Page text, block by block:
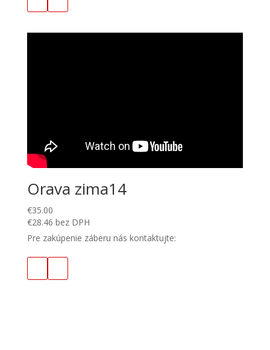
Orava zima14
€35.00
€28.46 bez DPH
Pre zakúpenie záberu nás kontaktujte: